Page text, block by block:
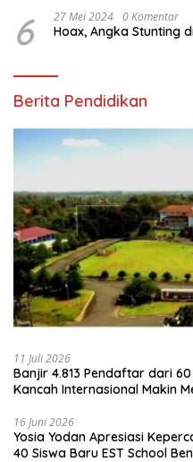
6 27 Mei 2024 0 Komentar
Hoax, Angka Stunting
Berita Pendidikan
11 Juli 2026
Banjir 4.813 Pendaftar dari
Kancah Internasional Makin
16 Juni 2026
‎Yosia Yodan Apresiasi
40 Siswa Baru EST School